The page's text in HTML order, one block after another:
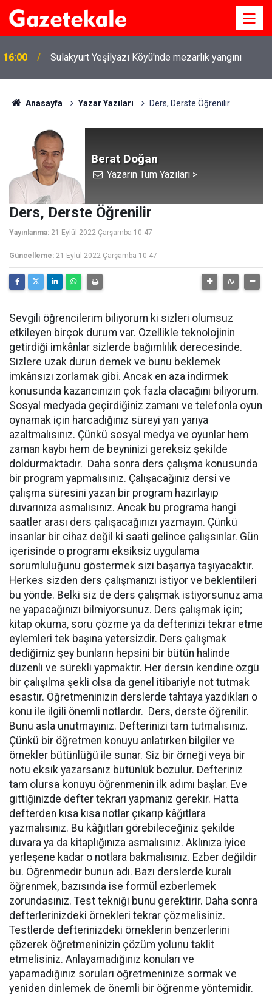
16:00 Sulakyurt Yeşilyazı Köyü'nde mezarlık yangını
Anasayfa Yazar Yazıları Ders, Derste Öğrenilir
Berat Doğan
Yazarın Tüm Yazıları >
Ders, Derste Öğrenilir
Yayınlanma: 21 Eylül 2022 Çarşamba 10:47
Güncelleme: 21 Eylül 2022 Çarşamba 10:47
Sevgili öğrencilerim biliyorum ki sizleri olumsuz
etkileyen birçok durum var. Özellikle teknolojinin
getirdiği imkânlar sizlerde bağımlılık derecesinde.
Sizlere uzak durun demek ve bunu beklemek
imkânsızı zorlamak gibi. Ancak en aza indirmek
konusunda kazancınızın çok fazla olacağını biliyorum.
Sosyal medyada geçirdiğiniz zamanı ve telefonla oyun
oynamak için harcadığınız süreyi yarı yarıya
azaltmalısınız. Çünkü sosyal medya ve oyunlar hem
zaman kaybı hem de beyninizi gereksiz şekilde
doldurmaktadır. Daha sonra ders çalışma konusunda
bir program yapmalısınız. Çalışacağınız dersi ve
çalışma süresini yazan bir program hazırlayıp
duvarınıza asmalısınız. Ancak bu programa hangi
saatler arası ders çalışacağınızı yazmayın. Çünkü
insanlar bir cihaz değil ki saati gelince çalışsınlar. Gün
içerisinde o programı eksiksiz uygulama
sorumluluğunu göstermek sizi başarıya taşıyacaktır.
Herkes sizden ders çalışmanızı istiyor ve beklentileri
bu yönde. Belki siz de ders çalışmak istiyorsunuz ama
ne yapacağınızı bilmiyorsunuz. Ders çalışmak için;
kitap okuma, soru çözme ya da defterinizi tekrar etme
eylemleri tek başına yetersizdir. Ders çalışmak
dediğimiz şey bunların hepsini bir bütün halinde
düzenli ve sürekli yapmaktır. Her dersin kendine özgü
bir çalışılma şekli olsa da genel itibariyle not tutmak
esastır. Öğretmeninizin derslerde tahtaya yazdıkları o
konu ile ilgili önemli notlardır. Ders, derste öğrenilir.
Bunu asla unutmayınız. Defterinizi tam tutmalısınız.
Çünkü bir öğretmen konuyu anlatırken bilgiler ve
örnekler bütünlüğü ile sunar. Siz bir örneği veya bir
notu eksik yazarsanız bütünlük bozulur. Defteriniz
tam olursa konuyu öğrenmenin ilk adımı başlar. Eve
gittiğinizde defter tekrarı yapmanız gerekir. Hatta
defterden kısa kısa notlar çıkarıp kâğıtlara
yazmalısınız. Bu kâğıtları görebileceğiniz şekilde
duvara ya da kitaplığınıza asmalısınız. Aklınıza iyice
yerleşene kadar o notlara bakmalısınız. Ezber değildir
bu. Öğrenmedir bunun adı. Bazı derslerde kuralı
öğrenmek, bazısında ise formül ezberlemek
zorundasınız. Test tekniği bunu gerektirir. Daha sonra
defterlerinizdeki örnekleri tekrar çözmelisiniz.
Testlerde defterinizdeki örneklerin benzerlerini
çözerek öğretmeninizin çözüm yolunu taklit
etmelisiniz. Anlayamadığınız konuları ve
yapamadığınız soruları öğretmeninize sormak ve
yeniden dinlemek de önemli bir öğrenme yöntemidir.